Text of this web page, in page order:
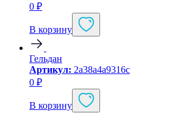
0 ₽
В корзину
Гельдан
Артикул: 2a38a4a9316c
0 ₽
В корзину